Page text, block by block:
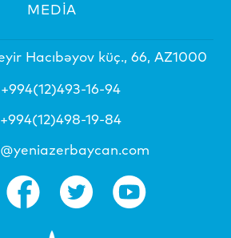
MEDİA
Hacıbəyov küç., 66, AZ1000
+994(12)493-16-94
+994(12)498-19-84